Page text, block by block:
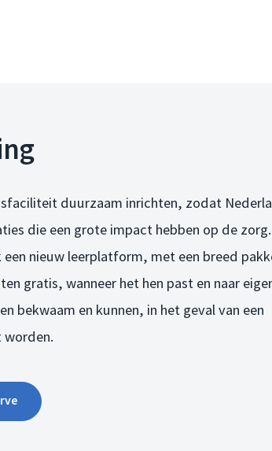
duurzaam inrichten, zodat
die een grote impact hebben op de
nieuw leerplatform, met een breed
gratis, wanneer het hen past en naar
bekwaam en kunnen, in het geval van een